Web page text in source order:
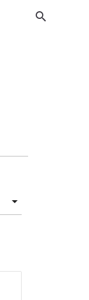
search